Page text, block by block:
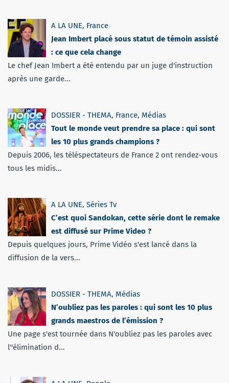
A LA UNE, France
Jean Imbert placé sous statut de témoin assisté
: ce que cela change
Le chef Jean Imbert a été entendu par un juge d'instruction
après une garde...
DOSSIER - THEMA, France, Médias
Tout le monde veut prendre sa place : qui sont
les 10 plus grands champions ?
Depuis 2006, les téléspectateurs de France 2 ont rendez-vous
tous les midis...
A LA UNE, Séries Tv
C’est quoi Sandokan, cette série dont le remake
est diffusé sur Prime Video ?
Depuis quelques jours, Prime Vidéo s'est lancé dans la
diffusion de la vers...
DOSSIER - THEMA, Médias
N’oubliez pas les paroles : qui sont les 10 plus
grands maestros de l’émission ?
Une page s'est tournée dans N'oubliez pas les paroles avec
l''élimination d...